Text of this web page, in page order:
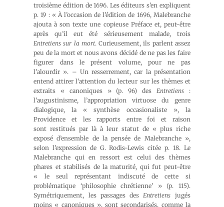
troisième édition de 1696. Les éditeurs s’en expliquent
p. 19 : « À l’occasion de l’édition de 1696, Malebranche
ajouta à son texte une copieuse Préface et, peut-être
après qu’il eut été sérieusement malade, trois
Entretiens sur la mort. Curieusement, ils parlent assez
peu de la mort et nous avons décidé de ne pas les faire
figurer dans le présent volume, pour ne pas
l’alourdir ». – Un resserrement, car la présentation
entend attirer l’attention du lecteur sur les thèmes et
extraits « canoniques » (p. 96) des Entretiens:
l’augustinisme, l’appropriation virtuose du genre
dialogique, la « synthèse occasionaliste », la
Providence et les rapports entre foi et raison
sont restitués par là à leur statut de « plus riche
exposé d’ensemble de la pensée de Malebranche »,
selon l’expression de G. Rodis-Lewis citée p. 18. Le
Malebranche qui en ressort est celui des thèmes
phares et stabilisés de la maturité, qui fut peut-être
« le seul représentant indiscuté de cette si
problématique ‘philosophie chrétienne’ » (p. 115).
Symétriquement, les passages desEntretiens jugés
moins « canoniques », sont secondarisés, comme la